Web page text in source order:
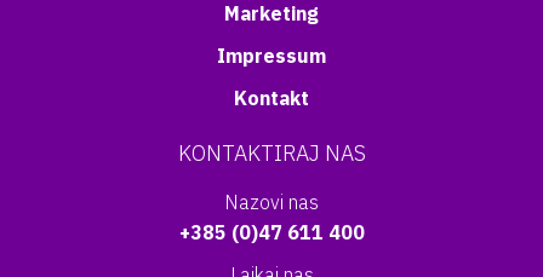
Marketing
Impressum
Kontakt
KONTAKTIRAJ NAS
Nazovi nas
+385 (0)47 611 400